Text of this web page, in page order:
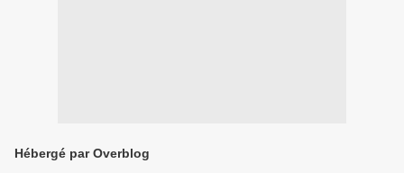
Hébergé par Overblog